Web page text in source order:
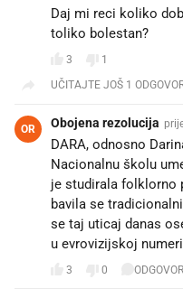
Daj mi reci koliko
toliko bolestan?
3
1
UČITAJTE JOŠ 1
OR Obojena rezolucija
DARA, odnosno
Nacionalnu školu
je studirala folklorno
bavila se
se taj uticaj danas
u evrovizijskoj numeri
3 0